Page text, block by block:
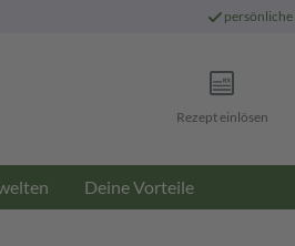
persönliche
Rezept einlösen
Deine Vorteile